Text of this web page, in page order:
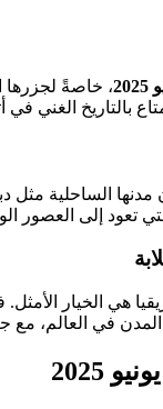
، خاصةً لجزرها
بالتاريخ الغني
الساحلية مثل
تعود إلى العصور
الخيار الأمثل.
في العالم، مع
2025